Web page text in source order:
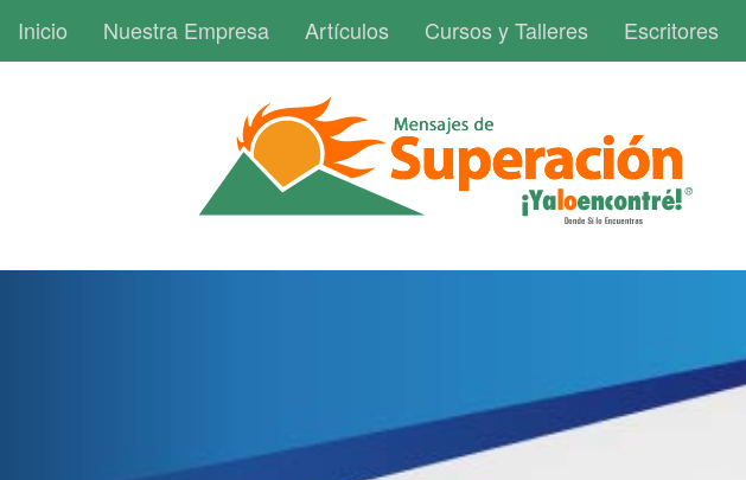
Inicio Nuestra Empresa Artículos Cursos y Talleres Escritores